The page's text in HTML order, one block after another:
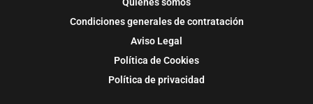
Condiciones generales de contratación
Aviso Legal
Política de Cookies
Política de privacidad